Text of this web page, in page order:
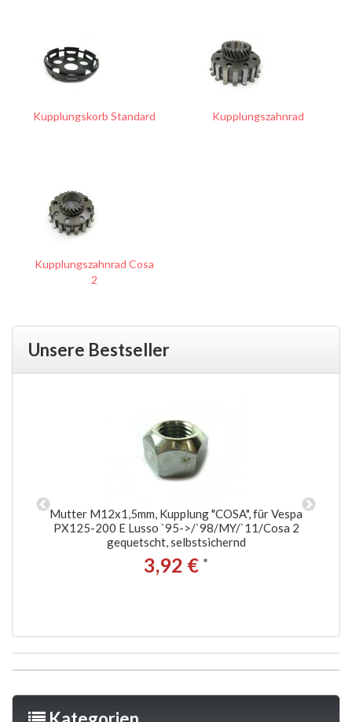
Kupplungskorb Standard Kupplungszahnrad
Kupplungszahnrad Cosa
2
Unsere Bestseller
Mutter M12x1,5mm, Kupplung "COSA", für Vespa
PX125-200 E Lusso `95->/`98/MY/`11/Cosa 2
gequetscht, selbstsichernd
3,92 € *